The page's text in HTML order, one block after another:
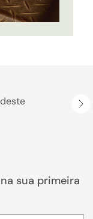
na sua primeira